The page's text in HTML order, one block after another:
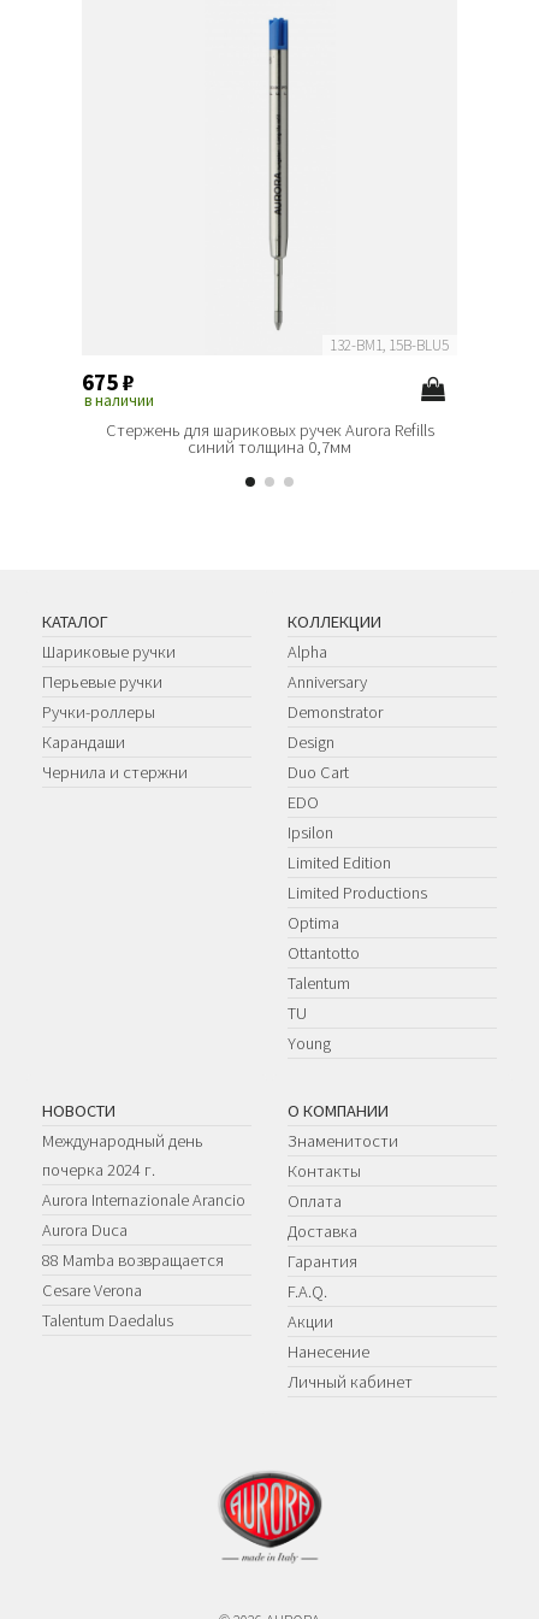
132-BM1, 15B-BLU5
675₽
в наличии
Стержень для шариковых ручек Aurora Refills
синий толщина 0,7мм
КАТАЛОГ
Шариковые ручки
Перьевые ручки
Ручки-роллеры
Карандаши
Чернила и стержни
КОЛЛЕКЦИИ
Alpha
Anniversary
Demonstrator
Design
Duo Cart
EDO
Ipsilon
Limited Edition
Limited Productions
Optima
Ottantotto
Talentum
TU
Young
НОВОСТИ
Международный день
почерка 2024 г.
Aurora Internazionale Arancio
Aurora Duca
88 Mamba возвращается
Cesare Verona
Talentum Daedalus
О КОМПАНИИ
Знаменитости
Контакты
Оплата
Доставка
Гарантия
F.A.Q.
Акции
Нанесение
Личный кабинет